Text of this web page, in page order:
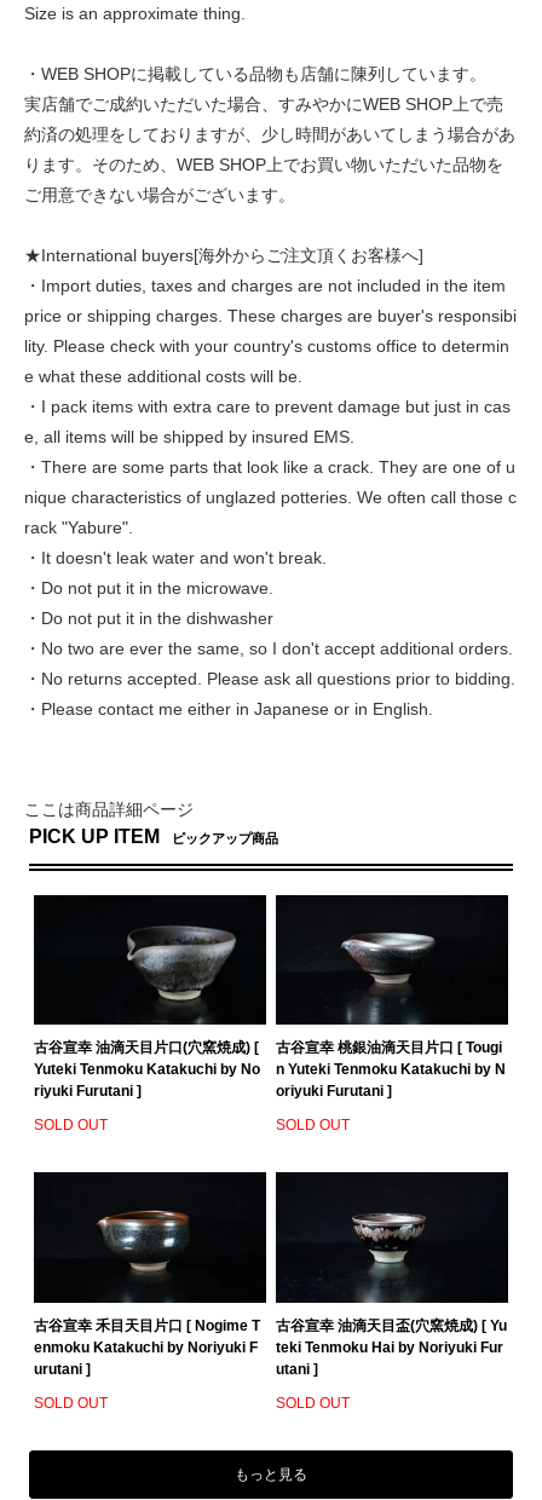
Size is an approximate thing.
・WEB SHOPに掲載している品物も店舗に陳列しています。
実店舗でご成約いただいた場合、すみやかにWEB SHOP上で売
約済の処理をしておりますが、少し時間があいてしまう場合があ
ります。そのため、WEB SHOP上でお買い物いただいた品物を
ご用意できない場合がございます。
★International buyers[海外からご注文頂くお客様へ]
・Import duties, taxes and charges are not included in the item
price or shipping charges. These charges are buyer's responsibi
lity. Please check with your country's customs office to determin
e what these additional costs will be.
・I pack items with extra care to prevent damage but just in cas
e, all items will be shipped by insured EMS.
・There are some parts that look like a crack. They are one of u
nique characteristics of unglazed potteries. We often call those c
rack "Yabure".
・It doesn't leak water and won't break.
・Do not put it in the microwave.
・Do not put it in the dishwasher
・No two are ever the same, so I don't accept additional orders.
・No returns accepted. Please ask all questions prior to bidding.
・Please contact me either in Japanese or in English.
ここは商品詳細ページ
PICK UP ITEM ピックアップ商品
古谷宣幸 油滴天目片口(穴窯焼成) [
Yuteki Tenmoku Katakuchi by No
riyuki Furutani ]
SOLD OUT
古谷宣幸 桃銀油滴天目片口 [ Tougi
n Yuteki Tenmoku Katakuchi by N
oriyuki Furutani ]
SOLD OUT
古谷宣幸 禾目天目片口 [ Nogime T
enmoku Katakuchi by Noriyuki F
urutani ]
SOLD OUT
古谷宣幸 油滴天目盃(穴窯焼成) [ Yu
teki Tenmoku Hai by Noriyuki Fur
utani ]
SOLD OUT
もっと見る